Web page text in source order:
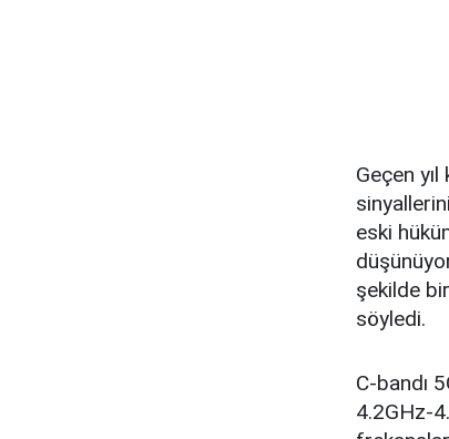
Geçen
eski
şekilde
söyledi.
C-bandı
4.2GHz-